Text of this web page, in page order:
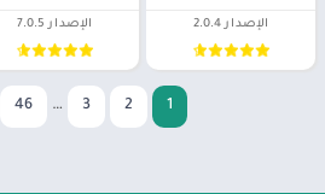
الإصدار 2.0.4 الإصدار 7.0.5
1
2
3
…
46